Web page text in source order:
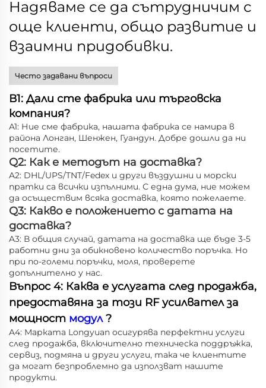
Надяваме се да сътрудничим с
още клиенти, общо развитие и
взаимни придобивки.
Често задавани въпроси
В1: Дали сте фабрика или търговска
компания?
A1: Ние сме фабрика, нашата фабрика се намира в
района Лонган, Шенжен, Гуандун. Добре дошли да ни
посетите.
Q2: Как е методът на доставка?
A2: DHL/UPS/TNT/Fedex и други въздушни и морски
пратки са всички изпълними. С една дума, ние можем
да осъществим всяка доставка, която пожелаете.
Q3: Какво е положението с датата на
доставка?
A3: В общия случай, датата на доставка ще бъде 3-5
работни дни за обикновено количество поръчка. Но
при по-големи поръчки, моля, проверете
допълнително у нас.
Въпрос 4: Каква е услугата след продажба,
предоставяна за този RF усилвател за
мощност модул?
A4: Марката Longyuan осигурява перфектни услуги
след продажба, включително техническа поддръжка,
сервиз, подмяна и други услуги, така че клиентите
да могат безпроблемно да използват нашите
продукти.